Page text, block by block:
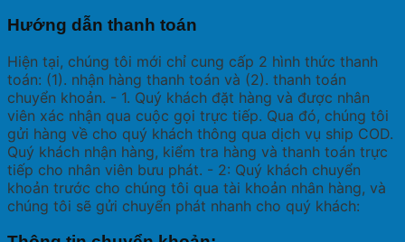
Hướng dẫn thanh toán
Hiện tại, chúng tôi mới chỉ cung cấp 2 hình thức thanh
toán: (1). nhận hàng thanh toán và (2). thanh toán
chuyển khoản. - 1. Quý khách đặt hàng và được nhân
viên xác nhận qua cuộc gọi trực tiếp. Qua đó, chúng tôi
gửi hàng về cho quý khách thông qua dịch vụ ship COD.
Quý khách nhận hàng, kiểm tra hàng và thanh toán trực
tiếp cho nhân viên bưu phát. - 2: Quý khách chuyển
khoản trước cho chúng tôi qua tài khoản nhân hàng, và
chúng tôi sẽ gửi chuyển phát nhanh cho quý khách: